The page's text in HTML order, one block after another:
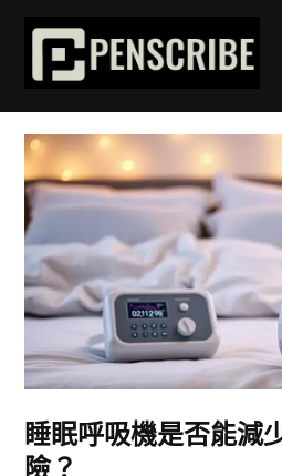
content
睡眠呼吸機是否能減
險？